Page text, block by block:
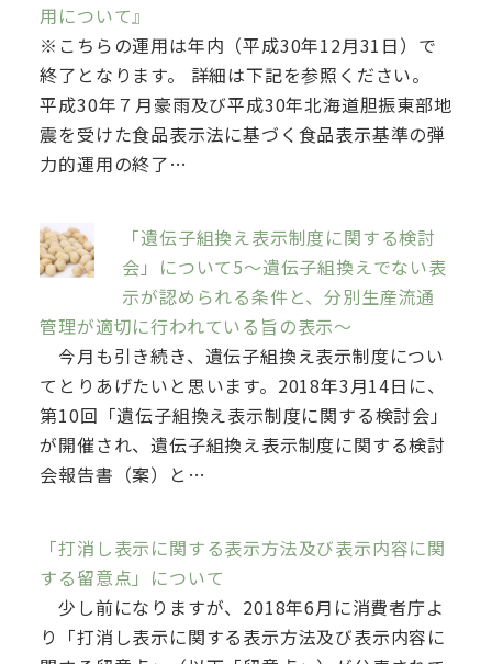
用について』
※こちらの運用は年内（平成30年12月31日）で
終了となります。 詳細は下記を参照ください。
平成30年７月豪雨及び平成30年北海道胆振東部地
震を受けた食品表示法に基づく食品表示基準の弾
力的運用の終了…
「遺伝子組換え表示制度に関する検討
会」について5～遺伝子組換えでない表
示が認められる条件と、分別生産流通
管理が適切に行われている旨の表示～
今月も引き続き、遺伝子組換え表示制度につい
てとりあげたいと思います。2018年3月14日に、
第10回「遺伝子組換え表示制度に関する検討会」
が開催され、遺伝子組換え表示制度に関する検討
会報告書（案）と…
「打消し表示に関する表示方法及び表示内容に関
する留意点」について
少し前になりますが、2018年6月に消費者庁よ
り「打消し表示に関する表示方法及び表示内容に